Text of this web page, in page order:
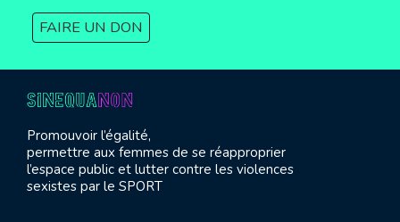
FAIRE UN DON
Promouvoir l’égalité,
permettre aux femmes de se réapproprier
l’espace public et lutter contre les violences
sexistes par le SPORT